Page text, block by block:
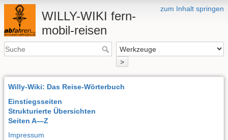
zum Inhalt springen
WILLY-WIKI fern-
mobil-reisen
>
Willy-Wiki: Das Reise-Wörterbuch
Einstiegsseiten
Strukturierte Übersichten
Seiten A—Z
Impressum